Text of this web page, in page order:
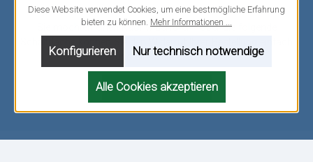
Sie möchten einen Kauf widerrufen? Über die folgende
und direkt erklären.
Vertrag widerrufen
Diese Website verwendet Cookies, um eine bestmögliche Erfahrung
bieten zu können. Mehr Informationen ...
Nur technisch notwendige
Konfigurieren
Alle Cookies akzeptieren